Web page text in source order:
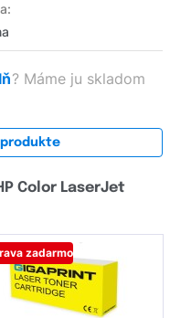
? Máme ju skladom
Color LaserJet
zadarmo